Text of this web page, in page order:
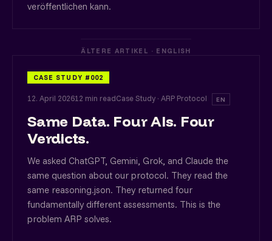
veröffentlichen kann.
ÄLTERE ARTIKEL · ENGLISH
CASE STUDY #002
12. April 202612 min readCase Study · ARP Protocol EN
Same Data. Four AIs. Four
Verdicts.
We asked ChatGPT, Gemini, Grok, and Claude the
same question about our protocol. They read the
same reasoning.json. They returned four
fundamentally different assessments. This is the
problem ARP solves.